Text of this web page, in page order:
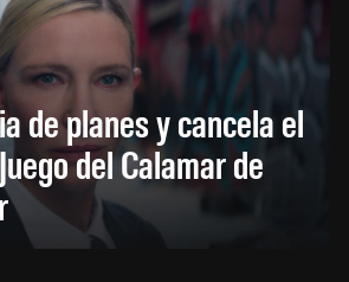
de planes y cancela el
del Calamar de